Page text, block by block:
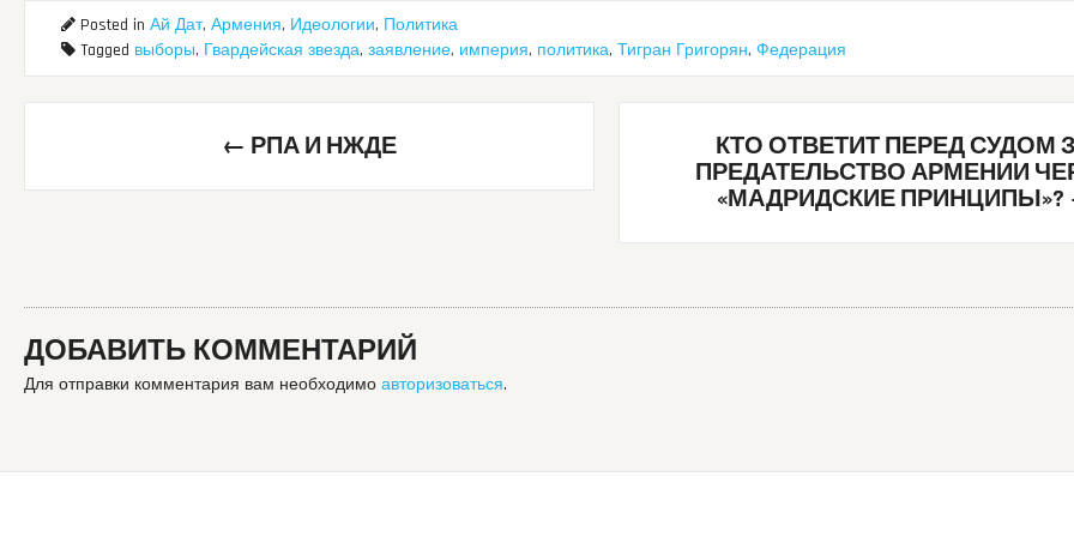
Posted in Ай Дат, Армения, Идеологии, Политика
Tagged выборы, Гвардейская звезда, заявление, империя, политика, Тигран Григорян, Федерация
← РПА И НЖДЕ
КТО ОТВЕТИТ ПЕРЕД СУДОМ
ПРЕДАТЕЛЬСТВО АРМЕНИИ
«МАДРИДСКИЕ ПРИНЦИПЫ»?
ДОБАВИТЬ КОММЕНТАРИЙ
Для отправки комментария вам необходимо авторизоваться.